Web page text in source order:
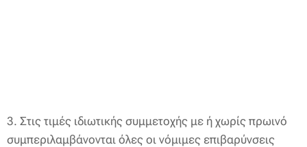
3. Στις τιμές ιδιωτικής συμμετοχής με ή χωρίς πρωινό
συμπεριλαμβάνονται όλες οι νόμιμες επιβαρύνσεις